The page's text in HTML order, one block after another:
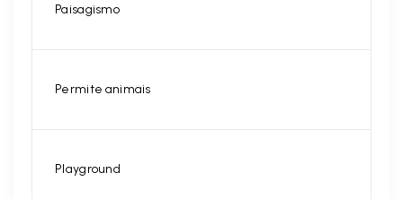
Paisagismo
Permite animais
Playground